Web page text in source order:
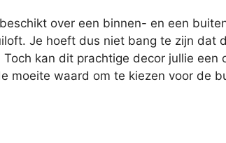
over een binnen- en een
Je hoeft dus niet bang te zijn dat
kan dit prachtige decor jullie een
moeite waard om te kiezen voor de